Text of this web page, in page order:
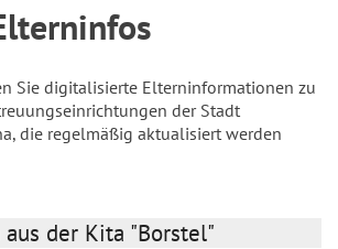
Sie digitalisierte Elterninformationen zu
der Stadt
die regelmäßig aktualisiert werden
der Kita "Borstel"